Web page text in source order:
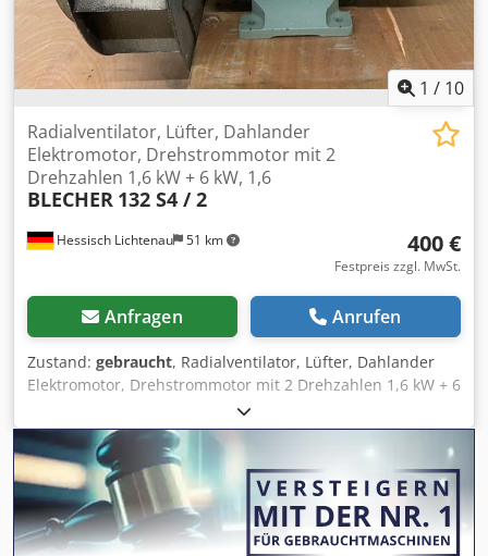
Lagerauflösung
1 / 10
Hessisch Lichtenau 51 km
Radialventilator, Lüfter, Dahlander
Elektromotor, Drehstrommotor mit 2
Drehzahlen 1,6 kW + 6 kW, 1,6
BLECHER 132 S4 / 2
400 €
Festpreis zzgl. MwSt.
Anfragen Anrufen
Zustand: gebraucht, Radialventilator, Lüfter, Dahlander
Elektromotor, Drehstrommotor mit 2 Drehzahlen 1,6 kW + 6
kW BLECHER Typ 132 S4 / 2 Für Absaugung Kühlung oder
Belüftung Lüfterrad-Durchmesser: Ø 400 mm Lüfterrad-
Breite: 175 mm Wellendurchmesser Motorwelle: Ø 38 mm
Chjdpfszinyhex Ag Eja Motorausführung: Dahlander Stern
/ Doppelstern Motordrehzahl: 1440 / 2870 U/min. Polzahl: 8
/ 4 Motorleistung: 1,6 / 6 kW Netzanschluß: 400 Volt, 50 Hz
- Dahlander Drehstrommotor mit 2 Drehzahlen - Ventilator